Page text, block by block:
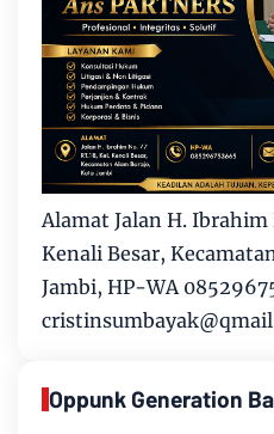
Alamat Jalan H. Ibrahim
Kenali Besar,
Jambi, HP-WA
Oppunk Generation